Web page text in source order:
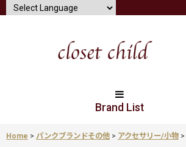
Brand List
Home > パンクブランドその他 > アクセサリー/小物 >